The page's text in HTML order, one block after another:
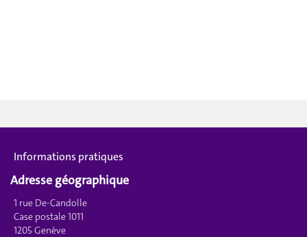
Informations pratiques
Adresse géographique
1 rue De-Candolle
Case postale 1011
1205 Genève